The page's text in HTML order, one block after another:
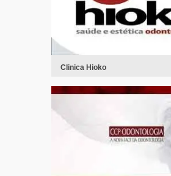
Clinica Hioko